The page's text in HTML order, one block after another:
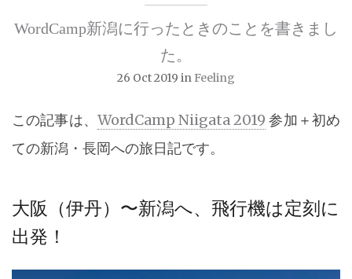
WordCamp新潟に行ったときのことを書きまし
た。
26 Oct 2019 in Feeling
この記事は、 WordCamp Niigata 2019 参加＋初め
ての新潟・長岡への旅日記です。
大阪（伊丹）〜新潟へ、飛行機は定刻に
出発！